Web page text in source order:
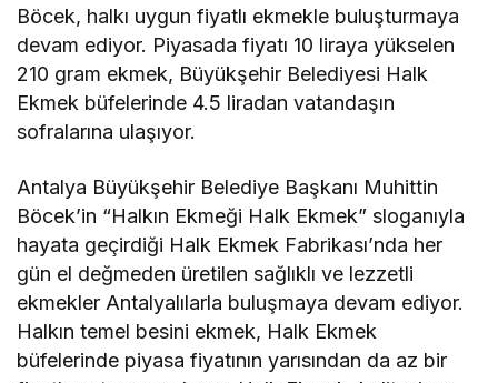
Böcek, halkı uygun fiyatlı ekmekle buluşturmaya
devam ediyor. Piyasada fiyatı 10 liraya yükselen
210 gram ekmek, Büyükşehir Belediyesi Halk
Ekmek büfelerinde 4.5 liradan vatandaşın
sofralarına ulaşıyor.
Antalya Büyükşehir Belediye Başkanı Muhittin
Böcek’in “Halkın Ekmeği Halk Ekmek” sloganıyla
hayata geçirdiği Halk Ekmek Fabrikası’nda her
gün el değmeden üretilen sağlıklı ve lezzetli
ekmekler Antalyalılarla buluşmaya devam ediyor.
Halkın temel besini ekmek, Halk Ekmek
büfelerinde piyasa fiyatının yarısından da az bir